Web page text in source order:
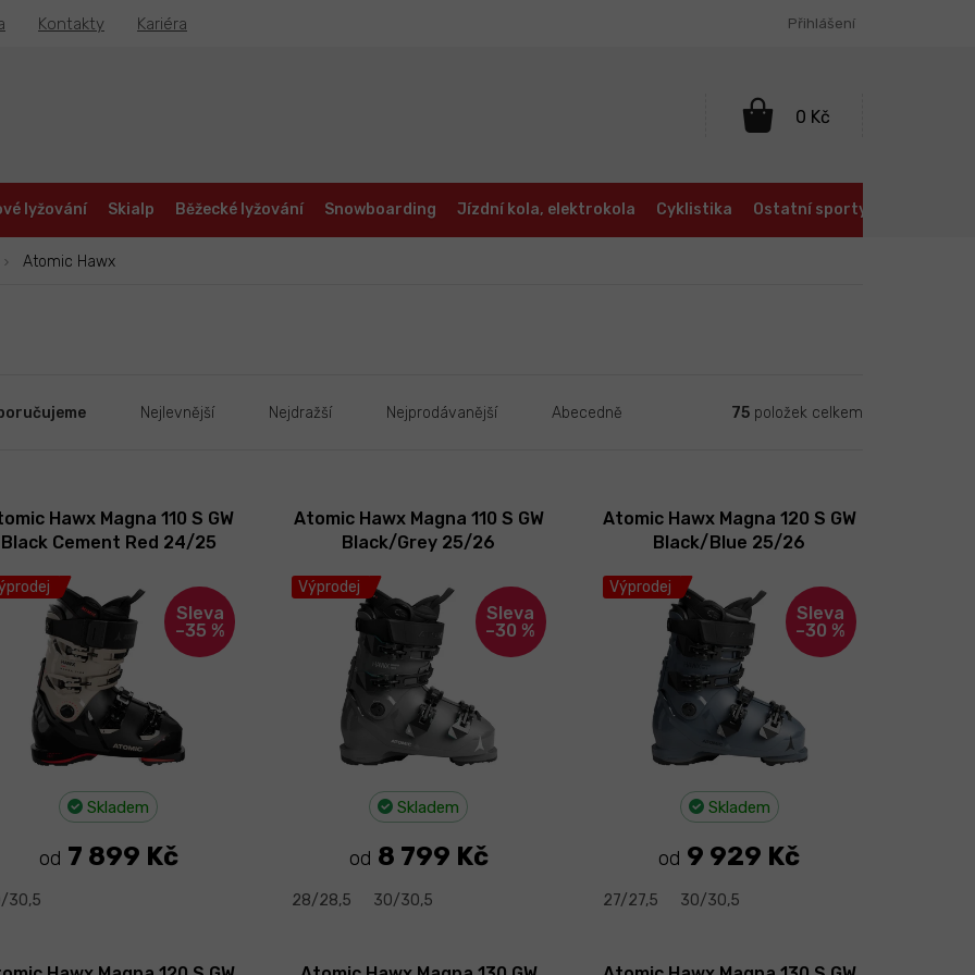
Kontakty Kariéra Přihlášení
NÁKUPNÍ
lyžování Skialp Běžecké lyžování Snowboarding Jízdní kola, elektrokola Cyklistika Ostatní sporty
Atomic Hawx
Nejlevnější Nejdražší Nejprodávanější Abecedně 75 položek celkem
–35 %
Hawx Magna 110 S GW
Black Cement Red 24/25
Skladem
od 7 899 Kč
30,5
Výprodej
–30 %
Atomic Hawx Magna 110 S GW
Black/Grey 25/26
Skladem
od 8 799 Kč
28/28,5 30/30,5
Výprodej
–30 %
Atomic Hawx Magna 120 S GW
Black/Blue 25/26
Skladem
od 9 929 Kč
27/27,5 30/30,5